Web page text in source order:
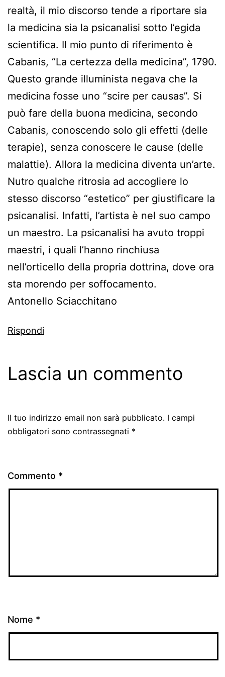
realtà, il mio discorso tende a riportare sia
la medicina sia la psicanalisi sotto l’egida
scientifica. Il mio punto di riferimento è
Cabanis, “La certezza della medicina”, 1790.
Questo grande illuminista negava che la
medicina fosse uno “scire per causas”. Si
può fare della buona medicina, secondo
Cabanis, conoscendo solo gli effetti (delle
terapie), senza conoscere le cause (delle
malattie). Allora la medicina diventa un’arte.
Nutro qualche ritrosia ad accogliere lo
stesso discorso “estetico” per giustificare la
psicanalisi. Infatti, l’artista è nel suo campo
un maestro. La psicanalisi ha avuto troppi
maestri, i quali l’hanno rinchiusa
nell’orticello della propria dottrina, dove ora
sta morendo per soffocamento.
Antonello Sciacchitano
Rispondi
Lascia un commento
Il tuo indirizzo email non sarà pubblicato. I campi
obbligatori sono contrassegnati *
Commento *
Nome *